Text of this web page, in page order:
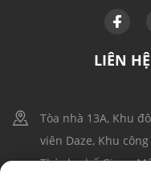
LIÊN
Tòa nhà 13A, Khu
viên Daze, Khu
Thành phố Giang